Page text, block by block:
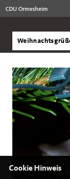
CDU Ormesheim
Cookie Hinweis